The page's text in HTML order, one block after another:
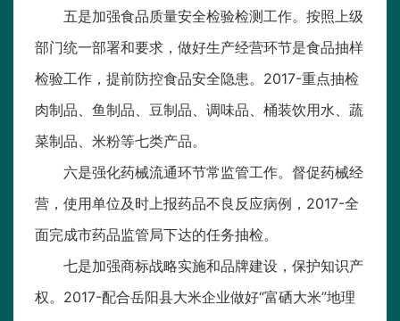
五是加强食品质量安全检验检测工作。按照上级
部门统一部署和要求，做好生产经营环节是食品抽样
检验工作，提前防控食品安全隐患。2017-重点抽检
肉制品、鱼制品、豆制品、调味品、桶装饮用水、蔬
菜制品、米粉等七类产品。
六是强化药械流通环节常监管工作。督促药械经
营，使用单位及时上报药品不良反应病例，2017-全
面完成市药品监管局下达的任务抽检。
七是加强商标战略实施和品牌建设，保护知识产
权。2017-配合岳阳县大米企业做好“富硒大米”地理